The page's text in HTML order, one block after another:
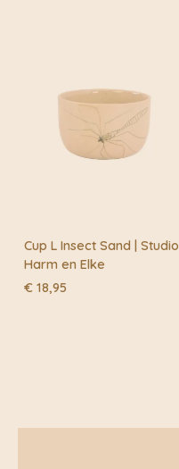
Cup L Insect Sand | Studio
Harm en Elke
€ 18,95